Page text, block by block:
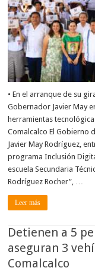
• En el arranque de su
Gobernador Javier May
herramientas
Comalcalco El Gobierno
Javier May Rodríguez,
programa Inclusión
escuela Secundaria
Rodríguez Rocher”, …
Leer más
Detienen a 5
aseguran 3
Comalcalco